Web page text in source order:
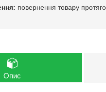
повернення товару
Опис